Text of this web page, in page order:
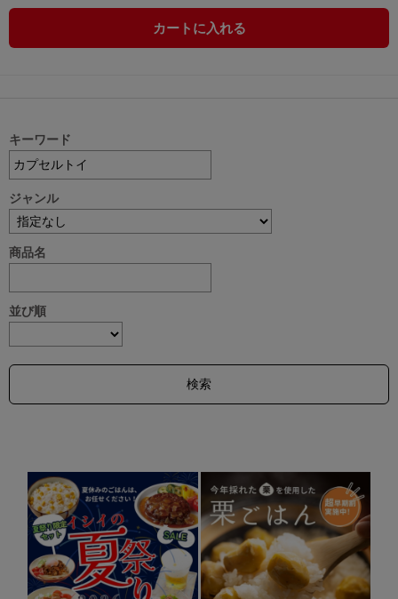
カートに入れる
キーワード
ジャンル
商品名
並び順